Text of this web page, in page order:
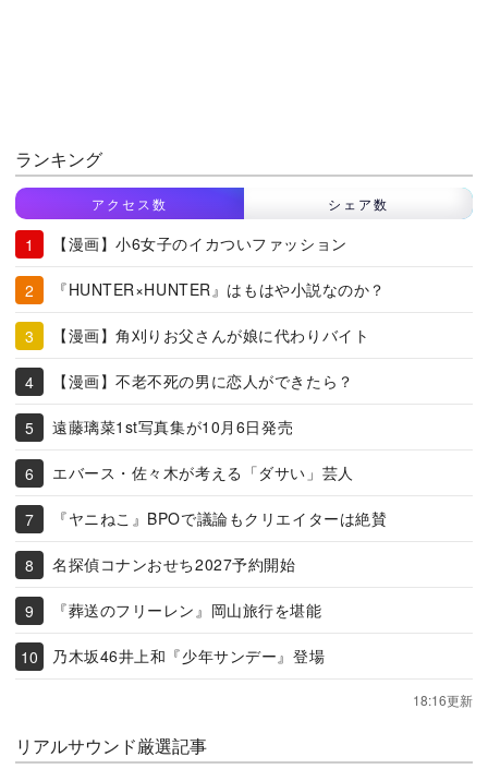
ランキング
アクセス数 シェア数
【漫画】小6女子のイカついファッション
『HUNTER×HUNTER』はもはや小説なのか？
【漫画】角刈りお父さんが娘に代わりバイト
【漫画】不老不死の男に恋人ができたら？
遠藤璃菜1st写真集が10月6日発売
エバース・佐々木が考える「ダサい」芸人
『ヤニねこ』BPOで議論もクリエイターは絶賛
名探偵コナンおせち2027予約開始
『葬送のフリーレン』岡山旅行を堪能
乃木坂46井上和『少年サンデー』登場
18:16更新
リアルサウンド厳選記事